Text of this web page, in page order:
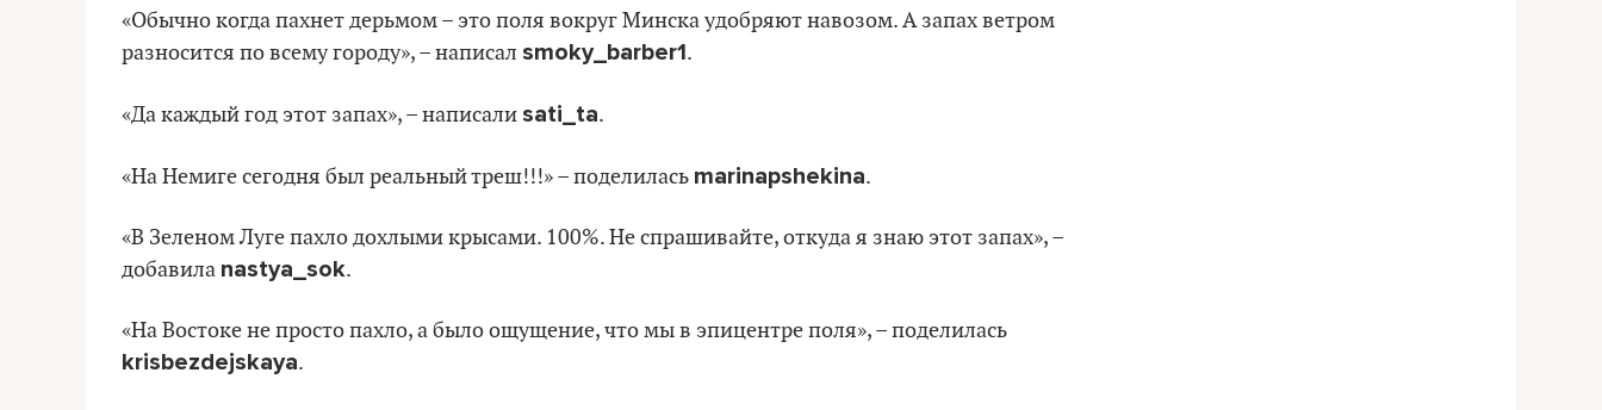
«Обычно когда пахнет дерьмом – это поля вокруг Минска удобряют навозом. А запах ветром
разносится по всему городу», – написал smoky_barber1.
«Да каждый год этот запах», – написали sati_ta.
«На Немиге сегодня был реальный треш!!!» – поделилась marinapshekina.
«В Зеленом Луге пахло дохлыми крысами. 100%. Не спрашивайте, откуда я знаю этот запах», –
добавила nastya_sok.
«На Востоке не просто пахло, а было ощущение, что мы в эпицентре поля», – поделилась
krisbezdejskaya.